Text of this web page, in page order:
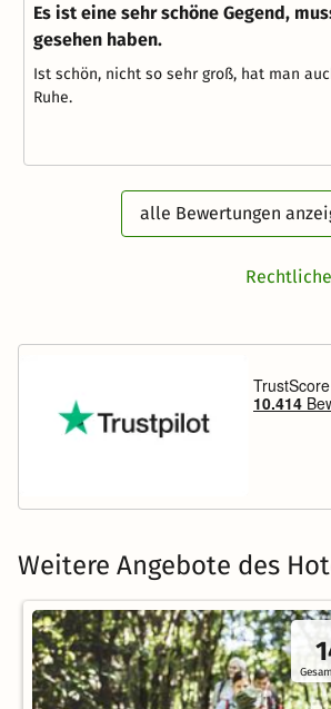
Es ist eine sehr schöne Gegend,
gesehen haben.
Ist schön, nicht so sehr groß, hat man
Ruhe.
alle Bewertungen
Weitere Angebote des